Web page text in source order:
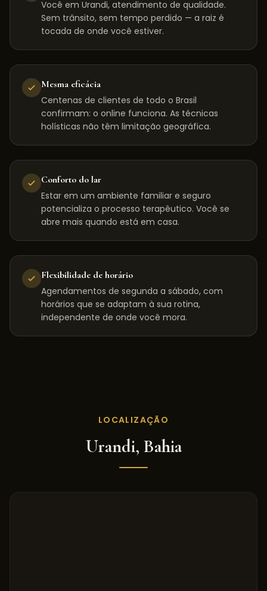
Você em Urandi, atendimento de qualidade.
Sem trânsito, sem tempo perdido — a raiz é
tocada de onde você estiver.
Mesma eficácia
Centenas de clientes de todo o Brasil
confirmam: o online funciona. As técnicas
holísticas não têm limitação geográfica.
Conforto do lar
Estar em um ambiente familiar e seguro
potencializa o processo terapêutico. Você se
abre mais quando está em casa.
Flexibilidade de horário
Agendamentos de segunda a sábado, com
horários que se adaptam à sua rotina,
independente de onde você mora.
LOCALIZAÇÃO
Urandi, Bahia